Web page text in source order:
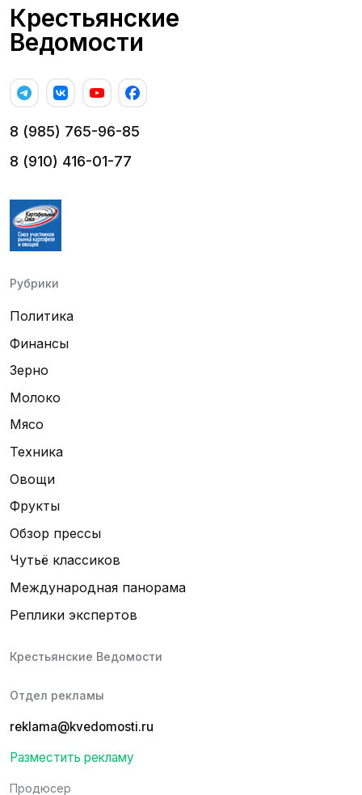
Крестьянские
Ведомости
8 (985) 765-96-85
8 (910) 416-01-77
Рубрики
Политика
Финансы
Зерно
Молоко
Мясо
Техника
Овощи
Фрукты
Обзор прессы
Чутьё классиков
Международная панорама
Реплики экспертов
Крестьянские Ведомости
Отдел рекламы
reklama@kvedomosti.ru
Разместить рекламу
Продюсер